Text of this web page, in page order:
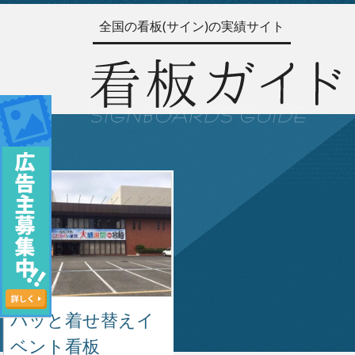
全国の看板(サイン)の実績サイト
パッと着せ替えイ
ベント看板